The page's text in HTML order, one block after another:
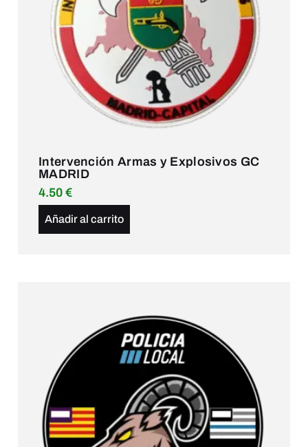
Intervención Armas y Explosivos GC
MADRID
4.50 €
Añadir al carrito